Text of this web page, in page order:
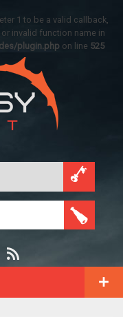
1 to be a valid callback,
invalid function name in
plugin.php on line 525